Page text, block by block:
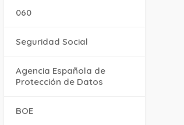
060
Seguridad Social
Agencia Española de
Protección de Datos
BOE